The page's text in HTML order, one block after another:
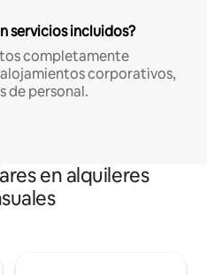
servicios incluidos?
completamente
corporativos,
de personal.
en alquileres